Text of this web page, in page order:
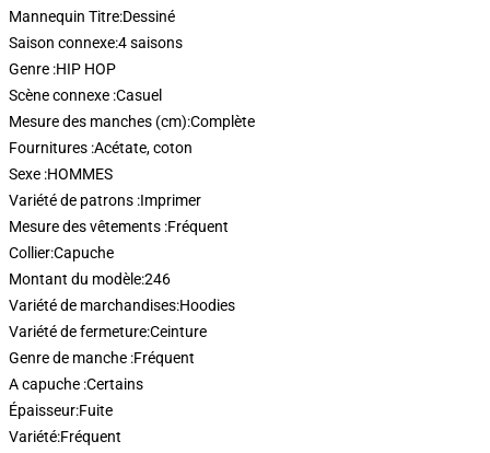
Mannequin Titre:Dessiné
Saison connexe:4 saisons
Genre :HIP HOP
Scène connexe :Casuel
Mesure des manches (cm):Complète
Fournitures :Acétate, coton
Sexe :HOMMES
Variété de patrons :Imprimer
Mesure des vêtements :Fréquent
Collier:Capuche
Montant du modèle:246
Variété de marchandises:Hoodies
Variété de fermeture:Ceinture
Genre de manche :Fréquent
A capuche :Certains
Épaisseur:Fuite
Variété:Fréquent